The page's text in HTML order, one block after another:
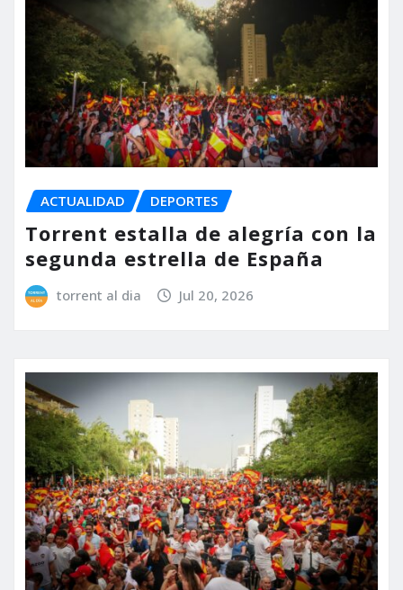
ACTUALIDAD DEPORTES
Torrent estalla de alegría con la
segunda estrella de España
torrent al dia Jul 20, 2026